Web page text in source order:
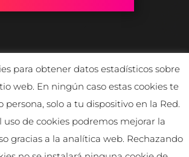
para obtener datos estadísticos sobre
web. En ningún caso estas cookies te
solo a tu dispositivo en la Red.
uso de cookies podremos mejorar la
gracias a la analítica web. Rechazando